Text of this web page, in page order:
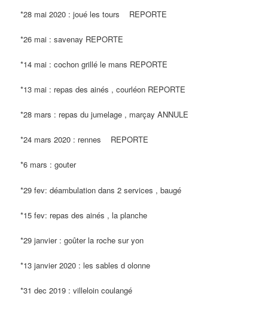
*28 mai 2020 : joué les tours REPORTE
*26 mai : savenay REPORTE
*14 mai : cochon grillé le mans REPORTE
*13 mai : repas des ainés , courléon REPORTE
*28 mars : repas du jumelage , marçay ANNULE
*24 mars 2020 : rennes REPORTE
*6 mars : gouter
*29 fev: déambulation dans 2 services , baugé
*15 fev: repas des ainés , la planche
*29 janvier : goûter la roche sur yon
*13 janvier 2020 : les sables d olonne
*31 dec 2019 : villeloin coulangé